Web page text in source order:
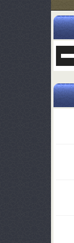
یا
صدا
کلیدهای